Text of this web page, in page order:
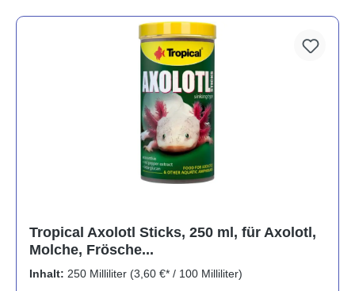
Tropical Axolotl Sticks, 250 ml, für Axolotl,
Molche, Frösche...
Inhalt: 250 Milliliter (3,60 €* / 100 Milliliter)